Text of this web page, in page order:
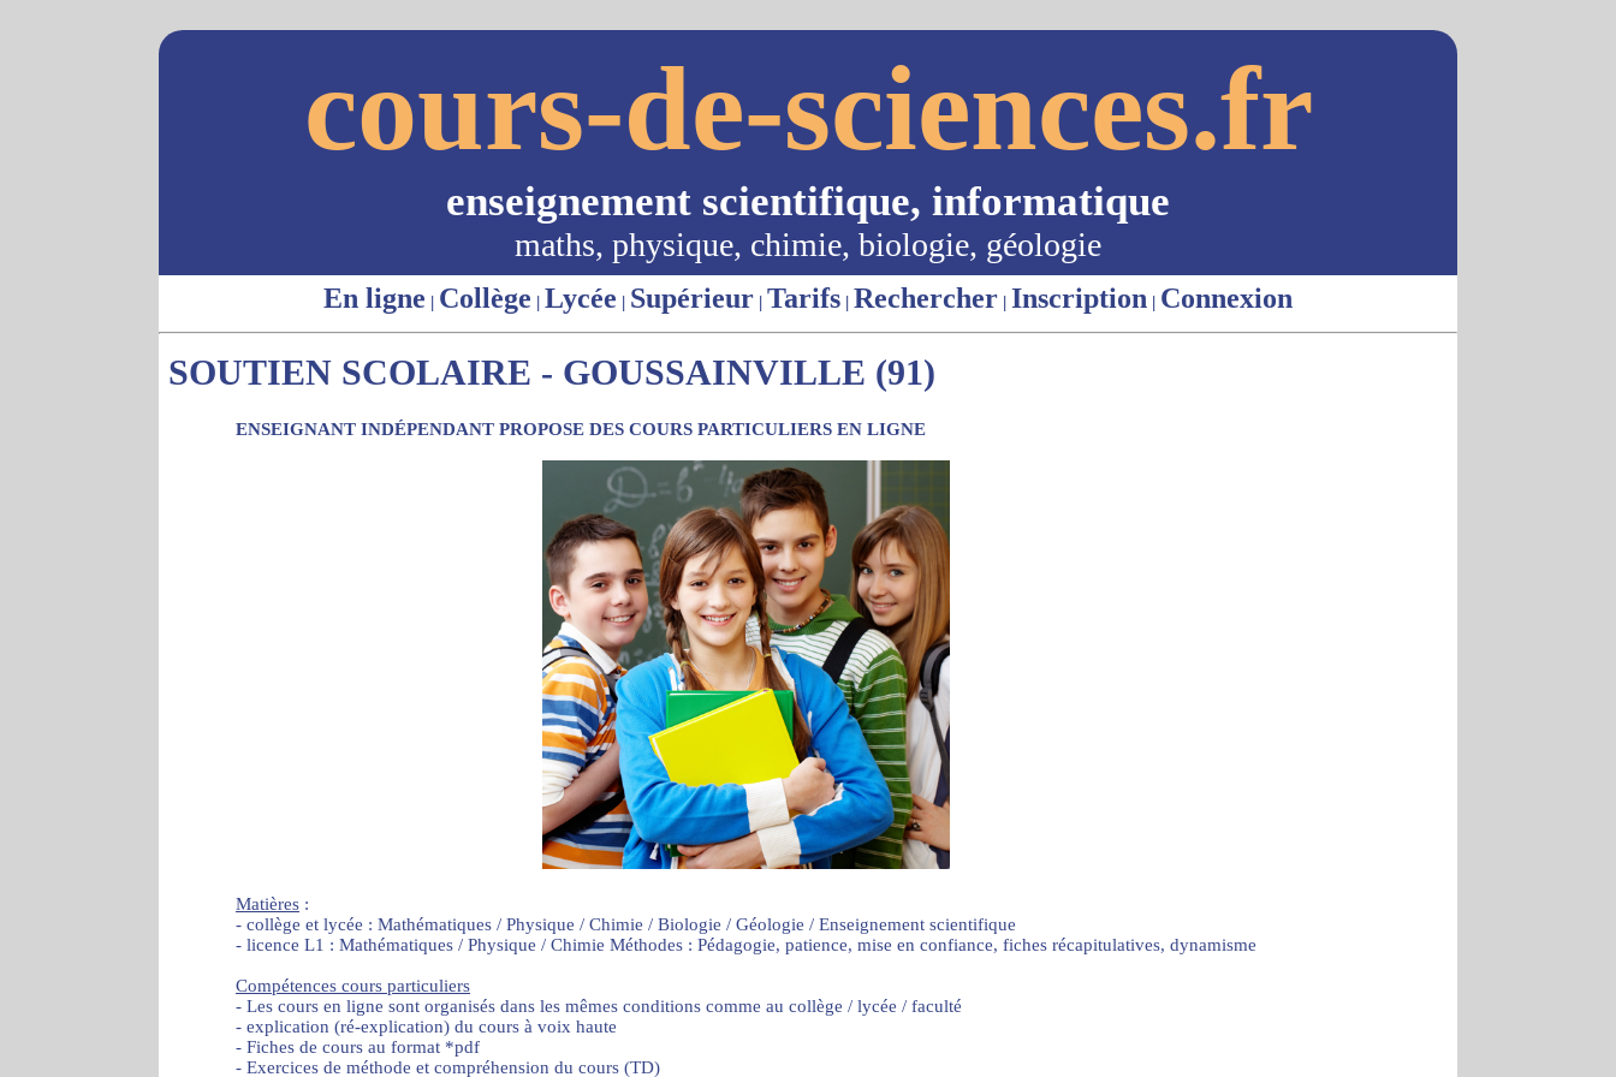
cours-de-sciences.fr
enseignement scientifique, informatique
maths, physique, chimie, biologie, géologie
En ligne | Collège | Lycée | Supérieur | Tarifs | Rechercher | Inscription | Connexion
SOUTIEN SCOLAIRE - GOUSSAINVILLE (91)
ENSEIGNANT INDÉPENDANT PROPOSE DES COURS PARTICULIERS EN LIGNE
Matières :
- collège et lycée : Mathématiques / Physique / Chimie / Biologie / Géologie / Enseignement scientifique
- licence L1 : Mathématiques / Physique / Chimie Méthodes : Pédagogie, patience, mise en confiance, fiches récapitulatives, dynamisme
Compétences cours particuliers
- Les cours en ligne sont organisés dans les mêmes conditions comme au collège / lycée / faculté
- explication (ré-explication) du cours à voix haute
- Fiches de cours au format *pdf
- Exercices de méthode et compréhension du cours (TD)